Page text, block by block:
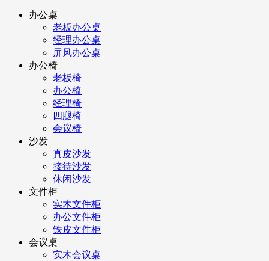
办公桌
老板办公桌
经理办公桌
屏风办公桌
办公椅
老板椅
办公椅
经理椅
四腿椅
会议椅
沙发
真皮沙发
接待沙发
休闲沙发
文件柜
实木文件柜
办公文件柜
铁皮文件柜
会议桌
实木会议桌